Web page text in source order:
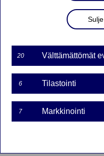
WARRANTILLE
PÄÄTTYNYT
21-11-2016 11:32
Nordea Bank Ab:n
markkinatakaus on
Markkinatakaus päättyy
20 Välttämättömät
6 Tilastointi
7 Markkinointi